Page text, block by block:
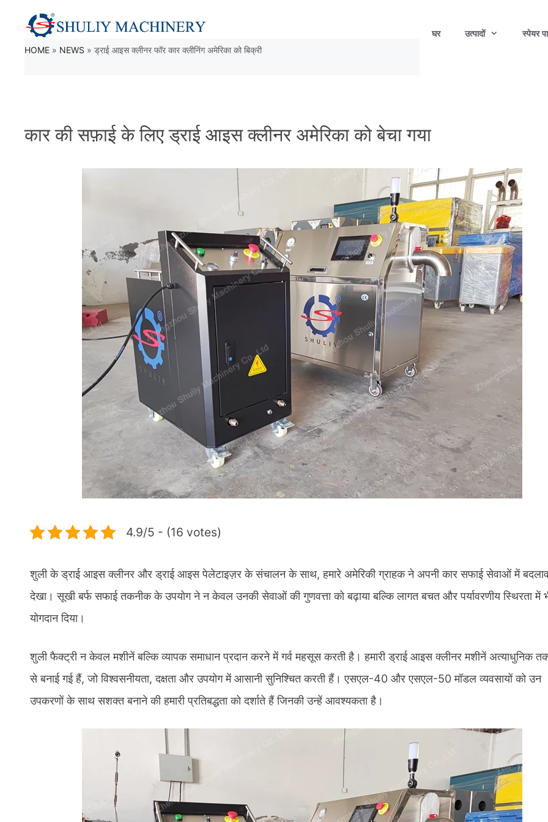
content
घर उत्पादों स्पेयर
HOME » NEWS » ड्राई आइस क्लीनर फॉर कार क्लीनिंग अमेरिका को बिक्री
कार की सफ़ाई के लिए ड्राई आइस क्लीनर अमेरिका को बेचा गया
4.9/5 - (16 votes)
शुली के ड्राई आइस क्लीनर और ड्राई आइस पेलेटाइज़र के संचालन के साथ, हमारे अमेरिकी ग्राहक ने अपनी कार सफाई सेवाओं में
देखा। सूखी बर्फ सफाई तकनीक के उपयोग ने न केवल उनकी सेवाओं की गुणवत्ता को बढ़ाया बल्कि लागत बचत और पर्यावरणीय स्थिरता में
योगदान दिया।
शुली फैक्ट्री न केवल मशीनें बल्कि व्यापक समाधान प्रदान करने में गर्व महसूस करती है। हमारी ड्राई आइस क्लीनर मशीनें अत्याधुनिक
से बनाई गई हैं, जो विश्वसनीयता, दक्षता और उपयोग में आसानी सुनिश्चित करती हैं। एसएल-40 और एसएल-50 मॉडल व्यवसायों को उन
उपकरणों के साथ सशक्त बनाने की हमारी प्रतिबद्धता को दर्शाते हैं जिनकी उन्हें आवश्यकता है।